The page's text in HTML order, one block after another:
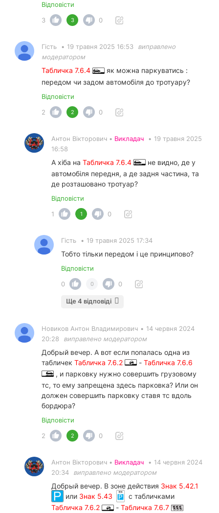
Відповісти
3
3 0
Гість • 19 травня 2025 16:53
виправлено
модератором
Табличка 7.6.4
як можна паркуватись :
передом чи задом автомобіля до тротуару?
Відповісти
2
2 0
Антон Вікторович • Викладач • 19 травня 2025
16:58
А хіба на Табличка 7.6.4
не видно, де у
автомобіля передня, а де задня частина, та
де розташовано тротуар?
Відповісти
1
1 0
Гість • 19 травня 2025 17:34
Тобто тільки передом і це принципово?
Відповісти
0
0 0
Ще 4 відповіді
Новиков Антон Владимирович • 14 червня 2024
20:28
виправлено модератором
Добрый вечер. А вот если попалась одна из
табличек Табличка 7.6.2 - Табличка 7.6.6
, и парковку нужно совершить грузовому
тс, то ему запрещена здесь парковка? Или он
должен совершить парковку ставя тс вдоль
бордюра?
Відповісти
2
2 0
Антон Вікторович • Викладач • 14 червня 2024
20:34
виправлено модератором
Добрый вечер. В зоне действия Знак 5.42.1
или Знак 5.43
с табличками
Табличка 7.6.2
- Табличка 7.6.7